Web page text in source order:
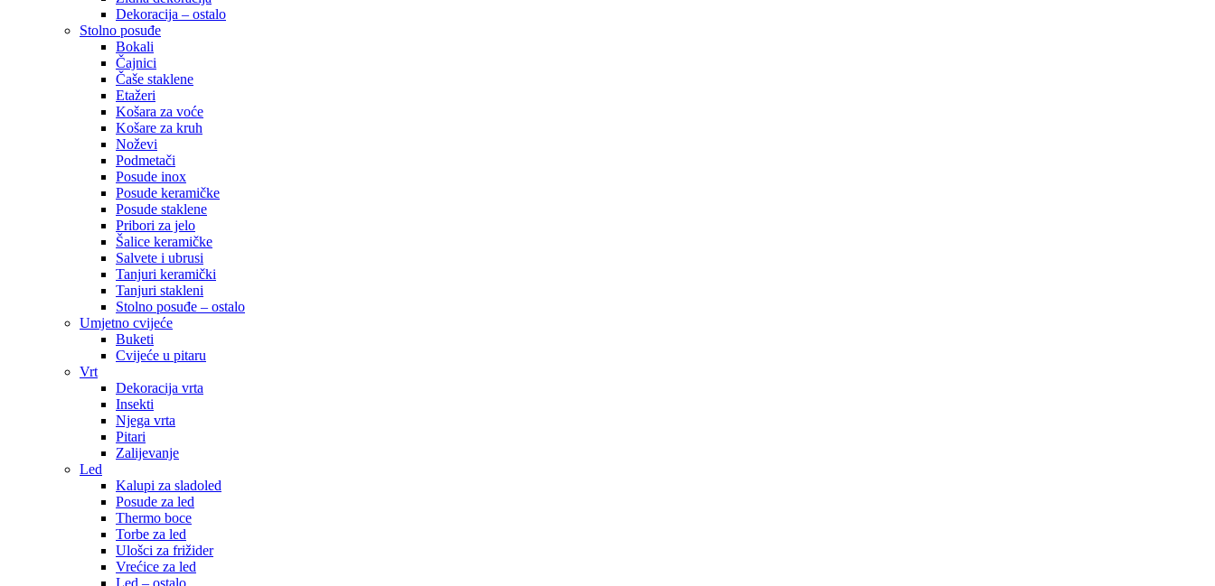
Dekoracija – ostalo
Stolno posuđe
Bokali
Čajnici
Čaše staklene
Etažeri
Košara za voće
Košare za kruh
Noževi
Podmetači
Posude inox
Posude keramičke
Posude staklene
Pribori za jelo
Šalice keramičke
Salvete i ubrusi
Tanjuri keramički
Tanjuri stakleni
Stolno posuđe – ostalo
Umjetno cvijeće
Buketi
Cvijeće u pitaru
Vrt
Dekoracija vrta
Insekti
Njega vrta
Pitari
Zalijevanje
Led
Kalupi za sladoled
Posude za led
Thermo boce
Torbe za led
Ulošci za frižider
Vrećice za led
Led – ostalo